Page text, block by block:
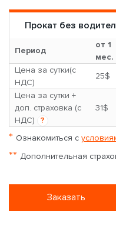
Прокат без
Период
от 1
мес.
Цена за сутки(с
НДС)
25$
Цена за сутки +
доп. страховка (с
НДС)
?
31$
* Ознакомиться с
** Дополнительная
Заказать